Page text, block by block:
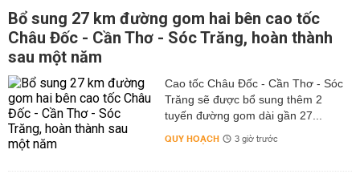
Bổ sung 27 km đường gom hai bên cao tốc
Châu Đốc - Cần Thơ - Sóc Trăng, hoàn thành
sau một năm
Cao tốc Châu Đốc - Cần Thơ - Sóc
Trăng sẽ được bổ sung thêm 2
tuyến đường gom dài gần 27...
QUY HOẠCH 3 giờ trước